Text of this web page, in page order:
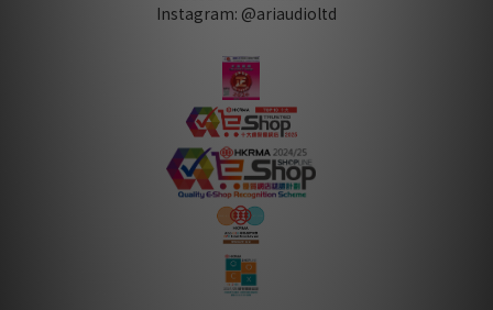
Instagram: @ariaudioltd